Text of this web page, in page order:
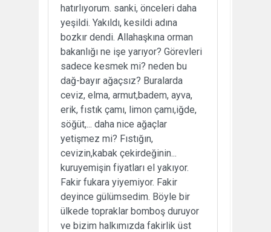
hatırlıyorum. sanki, önceleri daha
yeşildi. Yakıldı, kesildi adına
bozkır dendi. Allahaşkına orman
bakanlığı ne işe yarıyor? Görevleri
sadece kesmek mi? neden bu
dağ-bayır ağaçsız? Buralarda
ceviz, elma, armut,badem, ayva,
erik, fıstık çamı, limon çamı,iğde,
söğüt,... daha nice ağaçlar
yetişmez mi? Fıstığın,
cevizin,kabak çekirdeğinin...
kuruyemişin fiyatları el yakıyor.
Fakir fukara yiyemiyor. Fakir
deyince gülümsedim. Böyle bir
ülkede topraklar bomboş duruyor
ve bizim halkımızda fakirlik üst